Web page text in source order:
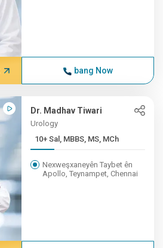
bang Now
Dr. Madhav Tiwari
Urology
10+ Sal, MBBS, MS, MCh
Nexweşxaneyên Taybet ên
Apollo, Teynampet, Chennai